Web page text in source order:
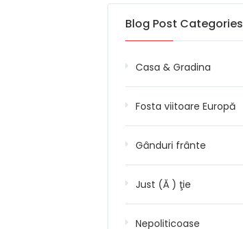
Blog Post Categories
Casa & Gradina
Fosta viitoare Europă
Gânduri frânte
Just (Ă ) ţie
Nepoliticoase